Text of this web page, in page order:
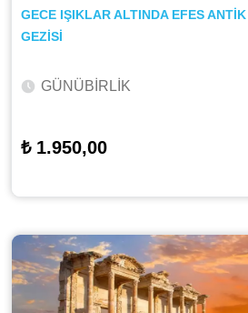
GECE IŞIKLAR ALTINDA EFES
GEZİSİ
GÜNÜBİRLİK
₺ 1.950,00